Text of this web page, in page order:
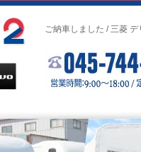
ご納車しました / 三菱